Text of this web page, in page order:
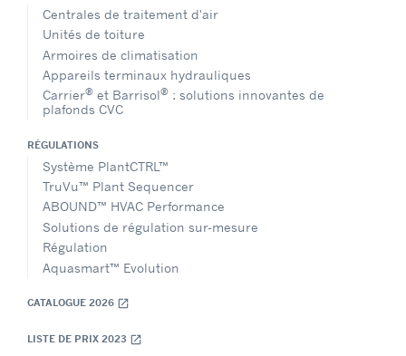
Centrales de traitement d'air
Unités de toiture
Armoires de climatisation
Appareils terminaux hydrauliques
Carrier® et Barrisol® : solutions innovantes de
plafonds CVC
RÉGULATIONS
Système PlantCTRL™
TruVu™ Plant Sequencer
ABOUND™ HVAC Performance
Solutions de régulation sur-mesure
Régulation
Aquasmart™ Evolution
CATALOGUE 2026 open_in_new
LISTE DE PRIX 2023 open_in_new